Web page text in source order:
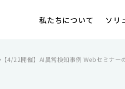
私たちについて ソリ
【4/22開催】AI異常検知事例 Webセミナー